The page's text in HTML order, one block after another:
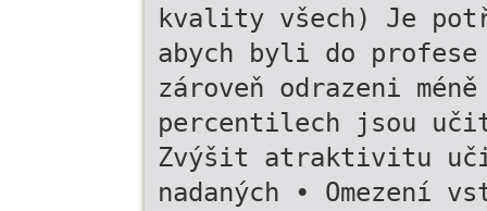
kvality všech) Je
abych byli do
zároveň odrazeni
percentilech jsou
Zvýšit atraktivitu
nadaných • Omezení